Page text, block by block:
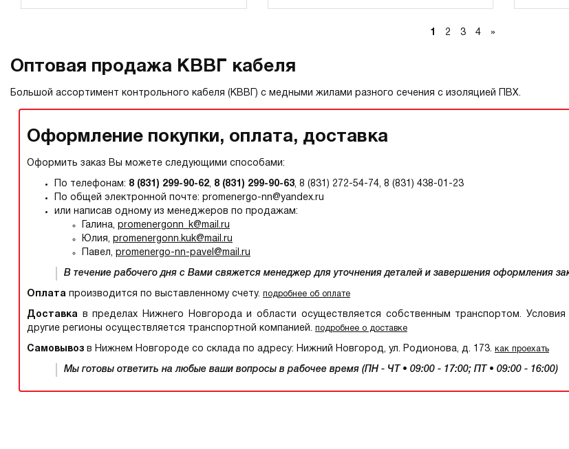
1 2 3 4 »
Оптовая продажа КВВГ кабеля
Большой ассортимент контрольного кабеля (КВВГ) с медными жилами разного сечения с изоляцией ПВХ.
Оформление покупки, оплата, доставка
Оформить заказ Вы можете следующими способами:
По телефонам: 8 (831) 299-90-62, 8 (831) 299-90-63, 8 (831) 272-54-74, 8 (831) 438-01-23
По общей электронной почте: promenergo-nn@yandex.ru
или написав одному из менеджеров по продажам:
Галина, promenergonn_k@mail.ru
Юлия, promenergonn.kuk@mail.ru
Павел, promenergo-nn-pavel@mail.ru
В течение рабочего дня с Вами свяжется менеджер для уточнения деталей и завершения оформления
Оплата производится по выставленному счету. подробнее об оплате
Доставка в пределах Нижнего Новгорода и области осуществляется собственным транспортом.
другие регионы осуществляется транспортной компанией. подробнее о доставке
Самовывоз в Нижнем Новгороде со склада по адресу: Нижний Новгород, ул. Родионова, д. 173. как проехать
Мы готовы ответить на любые ваши вопросы в рабочее время (ПН - ЧТ • 09:00 - 17:00; ПТ • 09:00 - 16:00)